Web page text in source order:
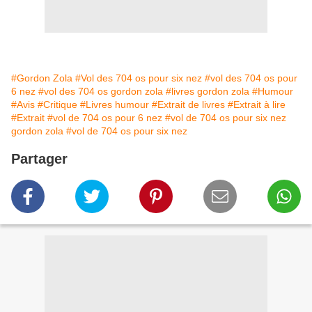
#Gordon Zola #Vol des 704 os pour six nez #vol des 704 os pour
6 nez #vol des 704 os gordon zola #livres gordon zola #Humour
#Avis #Critique #Livres humour #Extrait de livres #Extrait à lire
#Extrait #vol de 704 os pour 6 nez #vol de 704 os pour six nez
gordon zola #vol de 704 os pour six nez
Partager